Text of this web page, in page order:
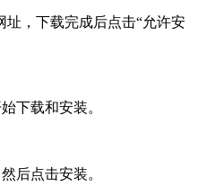
址，下载完成后点击“允许安
下载和安装。
后点击安装。